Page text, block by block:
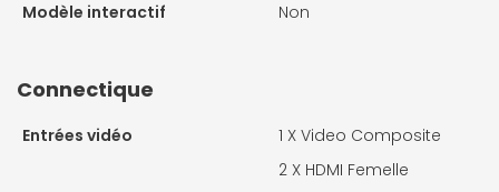
Modèle interactif
Non
Connectique
Entrées vidéo 1 X Video Composite
2 X HDMI Femelle